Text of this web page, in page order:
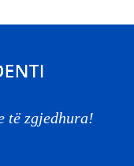
të zgjedhura!